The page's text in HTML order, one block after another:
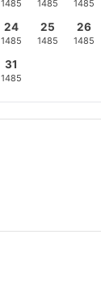
1485 1485 1485
24
1485
25
1485
26
1485
31
1485